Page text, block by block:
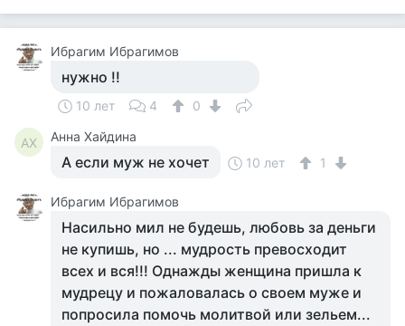
Ибрагим Ибрагимов
нужно !!
10 лет 4 0
АХ Анна Хайдина
А если муж не хочет 10 лет 1
Ибрагим Ибрагимов
Насильно мил не будешь, любовь за деньги
не купишь, но ... мудрость превосходит
всех и вся!!! Однажды женщина пришла к
мудрецу и пожаловалась о своем муже и
попросила помочь молитвой или зельем...